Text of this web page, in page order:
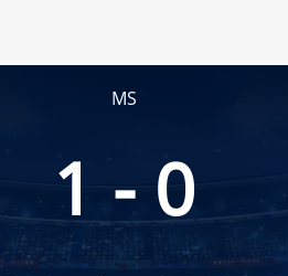
MS
1 - 0